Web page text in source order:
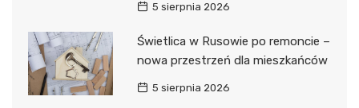
5 sierpnia 2026
Świetlica w Rusowie po remoncie –
nowa przestrzeń dla mieszkańców
5 sierpnia 2026